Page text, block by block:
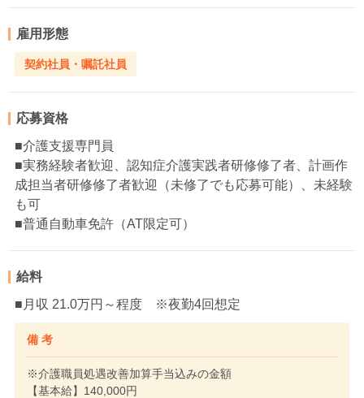
雇用形態
契約社員・嘱託社員
応募資格
■介護支援専門員
■実務経験者歓迎、認知症介護実践者研修修了者、計画作
成担当者研修修了者歓迎（未修了でも応募可能）、未経験
も可
■普通自動車免許（AT限定可）
給料
■月収 21.0万円～程度 ※夜勤4回想定
備 考
※介護職員処遇改善加算手当込みの金額
【基本給】140,000円